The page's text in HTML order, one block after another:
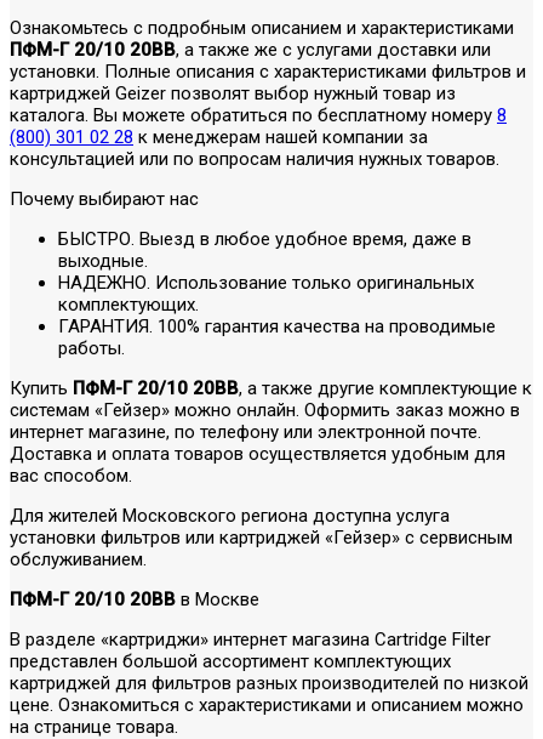
Ознакомьтесь с подробным описанием и характеристиками
ПФМ-Г 20/10 20BB, а также же с услугами доставки или
установки. Полные описания с характеристиками фильтров и
картриджей Geizer позволят выбор нужный товар из
каталога. Вы можете обратиться по бесплатному номеру 8
(800) 301 02 28 к менеджерам нашей компании за
консультацией или по вопросам наличия нужных товаров.
Почему выбирают нас
БЫСТРО. Выезд в любое удобное время, даже в
выходные.
НАДЕЖНО. Использование только оригинальных
комплектующих.
ГАРАНТИЯ. 100% гарантия качества на проводимые
работы.
Купить ПФМ-Г 20/10 20BB, а также другие комплектующие к
системам «Гейзер» можно онлайн. Оформить заказ можно в
интернет магазине, по телефону или электронной почте.
Доставка и оплата товаров осуществляется удобным для
вас способом.
Для жителей Московского региона доступна услуга
установки фильтров или картриджей «Гейзер» с сервисным
обслуживанием.
ПФМ-Г 20/10 20BB в Москве
В разделе «картриджи» интернет магазина Cartridge Filter
представлен большой ассортимент комплектующих
картриджей для фильтров разных производителей по низкой
цене. Ознакомиться с характеристиками и описанием можно
на странице товара.